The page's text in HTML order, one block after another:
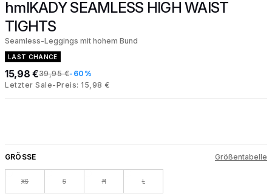
hmlKADY SEAMLESS HIGH WAIST
TIGHTS
Seamless-Leggings mit hohem Bund
LAST CHANCE
15,98 €39,95 €-60%
Letzter Sale-Preis: 15,98 €
GRÖSSE Größentabelle
XS S M L